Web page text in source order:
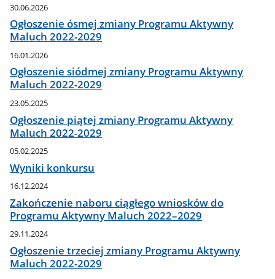
30.06.2026
Ogłoszenie ósmej zmiany Programu Aktywny
Maluch 2022-2029
16.01.2026
Ogłoszenie siódmej zmiany Programu Aktywny
Maluch 2022-2029
23.05.2025
Ogłoszenie piątej zmiany Programu Aktywny
Maluch 2022-2029
05.02.2025
Wyniki konkursu
16.12.2024
Zakończenie naboru ciągłego wniosków do
Programu Aktywny Maluch 2022–2029
29.11.2024
Ogłoszenie trzeciej zmiany Programu Aktywny
Maluch 2022-2029